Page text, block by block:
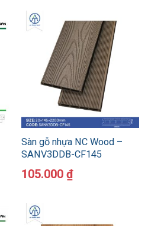
Sàn gỗ nhựa NC Wood –
SANV3DDB-CF145
105.000 ₫